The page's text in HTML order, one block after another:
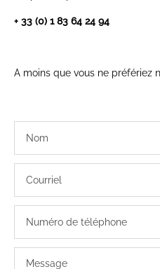
+ 33 (0) 1 83 64 24 94
A moins que vous ne préfériez